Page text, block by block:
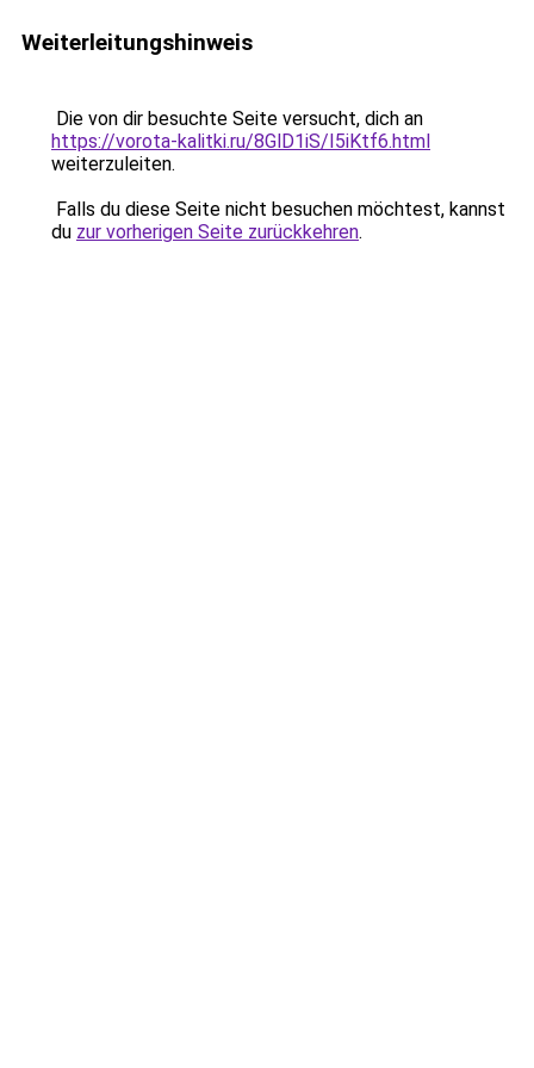
Weiterleitungshinweis
Die von dir besuchte Seite versucht, dich an
https://vorota-kalitki.ru/8GlD1iS/I5iKtf6.html
weiterzuleiten.
Falls du diese Seite nicht besuchen möchtest, kannst
du zur vorherigen Seite zurückkehren.